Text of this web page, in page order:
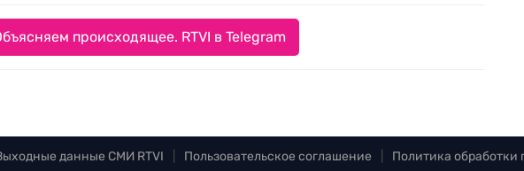
происходящее. RTVI в Telegram
данные СМИ RTVI Пользовательское соглашение Политика